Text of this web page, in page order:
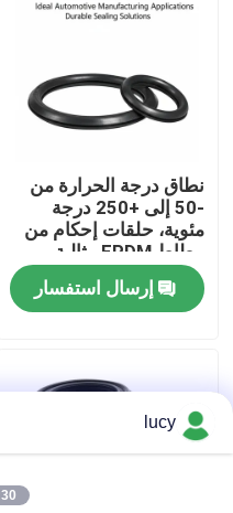
أشرطة فيديو
حول بنا
ضبط الجودة
اتصل بنا
جميع القضايا
نطاق درجة الحرارة من
-50 إلى +250 درجة
مئوية، حلقات إحكام من
مطاط EPDM مثالية
لتطبيقات تصنيع
السيارات، حلول إحكام
متينة.
إرسال استفسار
lucy
AM